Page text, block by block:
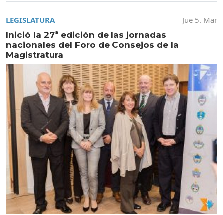
LEGISLATURA
Jue 5. Mar
Inició la 27ª edición de las jornadas
nacionales del Foro de Consejos de la
Magistratura